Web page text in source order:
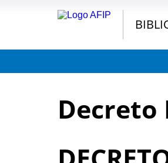
Decreto